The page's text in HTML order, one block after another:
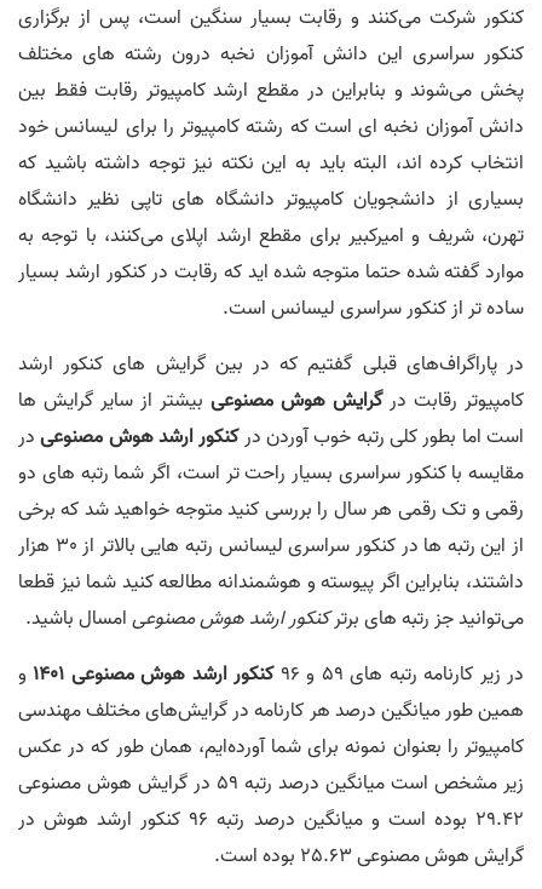
کنکور شرکت می‌کنند و رقابت بسیار سنگین است، پس از برگزاری
کنکور سراسری این دانش آموزان نخبه درون رشته های مختلف
پخش می‌شوند و بنابراین در مقطع ارشد کامپیوتر رقابت فقط بین
دانش آموزان نخبه ای است که رشته کامپیوتر را برای لیسانس خود
انتخاب کرده اند، البته باید به این نکته نیز توجه داشته باشید که
بسیاری از دانشجویان کامپیوتر دانشگاه های تاپی نظیر دانشگاه
تهرن، شریف و امیرکبیر برای مقطع ارشد اپلای می‌کنند، با توجه به
موارد گفته شده حتما متوجه شده اید که رقابت در کنکور ارشد بسیار
ساده تر از کنکور سراسری لیسانس است.
در پاراگراف‌های قبلی گفتیم که در بین گرایش های کنکور ارشد
کامپیوتر رقابت در گرایش هوش مصنوعی بیشتر از سایر گرایش ها
است اما بطور کلی رتبه خوب آوردن درکنکور ارشد هوش مصنوعیدر
مقایسه با کنکور سراسری بسیار راحت تر است، اگر شما رتبه های دو
رقمی و تک رقمی هر سال را بررسی کنید متوجه خواهید شد که برخی
از این رتبه ها در کنکور سراسری لیسانس رتبه هایی بالاتر از 30 هزار
داشتند، بنابراین اگر پیوسته و هوشمندانه مطالعه کنید شما نیز قطعا
می‌توانید جز رتبه های برترکنکور ارشد هوش مصنوعیامسال باشید.
در زیر کارنامه رتبه های 59 و 96
کنکور ارشد هوش مصنوعی 1401
و
همین طور میانگین درصد هر کارنامه در گرایش‌های مختلف مهندسی
کامپیوتر را بعنوان نمونه برای شما آورده‌ایم، همان طور که در عکس
زیر مشخص است میانگین درصد رتبه 59 در گرایش هوش مصنوعی
29.42 بوده است و میانگین درصد رتبه 96 کنکور ارشد هوش در
گرایش هوش مصنوعی 25.63 بوده است.